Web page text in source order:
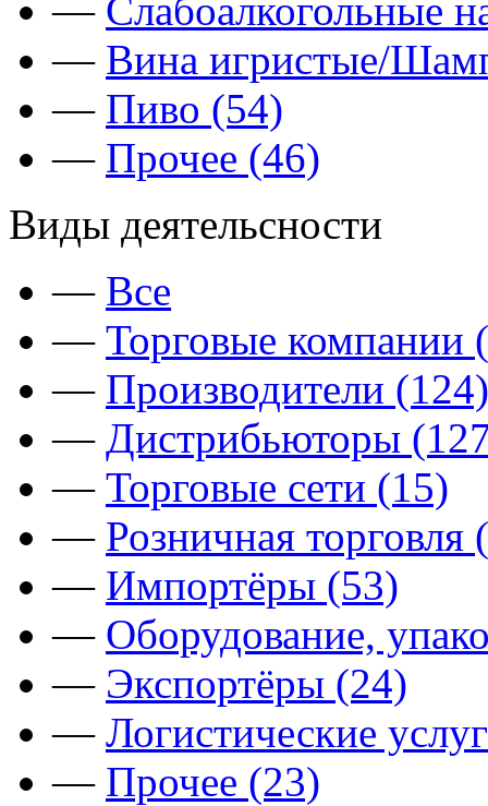
— Слабоалкогольные
— Вина игристые/
— Пиво (54)
— Прочее (46)
Виды деятельсности
— Все
— Торговые компании
— Производители (124)
— Дистрибьюторы
— Торговые сети (15)
— Розничная торговля
— Импортёры (53)
— Оборудование,
— Экспортёры (24)
— Логистические
— Прочее (23)